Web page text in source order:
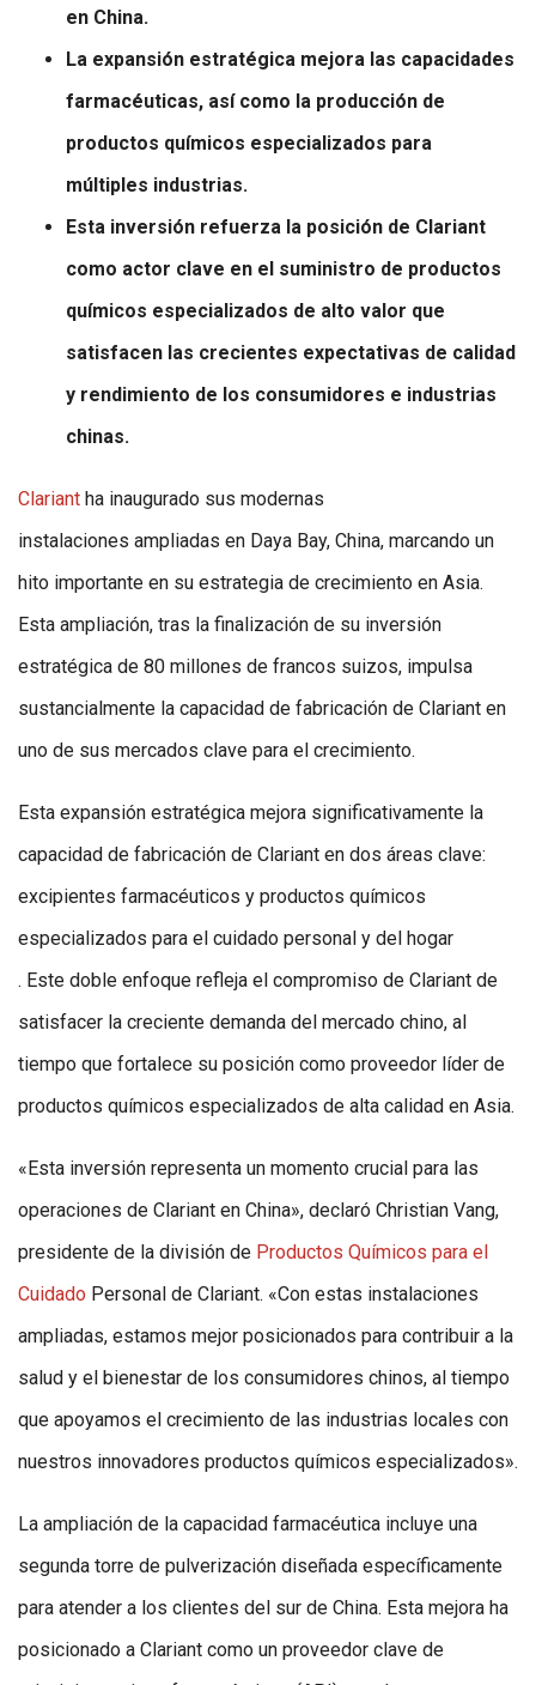
en China.
La expansión estratégica mejora las capacidades
farmacéuticas, así como la producción de
productos químicos especializados para
múltiples industrias.
Esta inversión refuerza la posición de Clariant
como actor clave en el suministro de productos
químicos especializados de alto valor que
satisfacen las crecientes expectativas de calidad
y rendimiento de los consumidores e industrias
chinas.
Clariant ha inaugurado sus modernas
instalaciones ampliadas en Daya Bay, China, marcando un
hito importante en su estrategia de crecimiento en Asia.
Esta ampliación, tras la finalización de su inversión
estratégica de 80 millones de francos suizos, impulsa
sustancialmente la capacidad de fabricación de Clariant en
uno de sus mercados clave para el crecimiento.
Esta expansión estratégica mejora significativamente la
capacidad de fabricación de Clariant en dos áreas clave:
excipientes farmacéuticos y productos químicos
especializados para el cuidado personal y del hogar
. Este doble enfoque refleja el compromiso de Clariant de
satisfacer la creciente demanda del mercado chino, al
tiempo que fortalece su posición como proveedor líder de
productos químicos especializados de alta calidad en Asia.
«Esta inversión representa un momento crucial para las
operaciones de Clariant en China», declaró Christian Vang,
presidente de la división de Productos Químicos para el
Cuidado Personal de Clariant. «Con estas instalaciones
ampliadas, estamos mejor posicionados para contribuir a la
salud y el bienestar de los consumidores chinos, al tiempo
que apoyamos el crecimiento de las industrias locales con
nuestros innovadores productos químicos especializados».
La ampliación de la capacidad farmacéutica incluye una
segunda torre de pulverización diseñada específicamente
para atender a los clientes del sur de China. Esta mejora ha
posicionado a Clariant como un proveedor clave de